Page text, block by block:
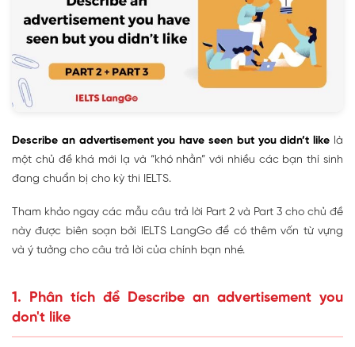
Describe an advertisement you have seen but you didn’t like là
một chủ đề khá mới lạ và “khó nhằn” với nhiều các bạn thí sinh
đang chuẩn bị cho kỳ thi IELTS.
Tham khảo ngay các mẫu câu trả lời Part 2 và Part 3 cho chủ đề
này được biên soạn bởi IELTS LangGo để có thêm vốn từ vựng
và ý tưởng cho câu trả lời của chính bạn nhé.
1. Phân tích đề Describe an advertisement you
don't like